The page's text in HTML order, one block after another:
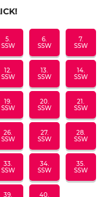
5.
SSW
6.
SSW
7.
SSW
12.
SSW
13.
SSW
14.
SSW
19.
SSW
20.
SSW
21.
SSW
26.
SSW
27.
SSW
28.
SSW
33.
SSW
34.
SSW
35.
SSW
39.
40.